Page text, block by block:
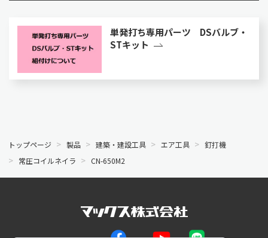
単発打ち専用パーツ DSバルブ・
STキット
トップページ 製品 建築・建設工具 エア工具
釘打機
常圧コイルネイラ
CN-650M2